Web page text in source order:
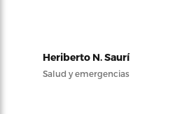
Heriberto N. Saurí
Salud y emergencias